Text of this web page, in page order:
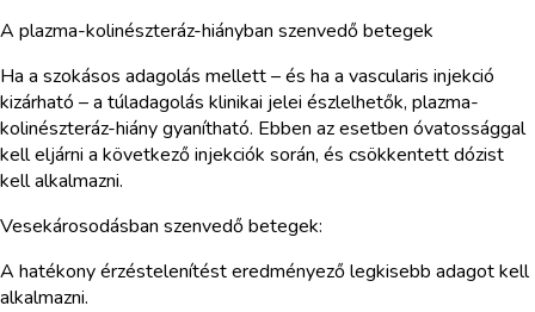
A plazma-kolinészteráz-hiányban szenvedő betegek
Ha a szokásos adagolás mellett – és ha a vascularis injekció
kizárható – a túladagolás klinikai jelei észlelhetők, plazma-
kolinészteráz-hiány gyanítható. Ebben az esetben óvatossággal
kell eljárni a következő injekciók során, és csökkentett dózist
kell alkalmazni.
Vesekárosodásban szenvedő betegek:
A hatékony érzéstelenítést eredményező legkisebb adagot kell
alkalmazni.